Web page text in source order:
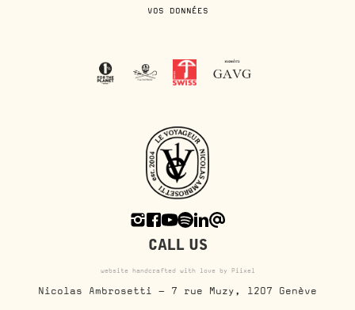
VOS DONNÉES
CALL US
website handcrafted with love by Piixel
Nicolas Ambrosetti - 7 rue Muzy, 1207 Genève